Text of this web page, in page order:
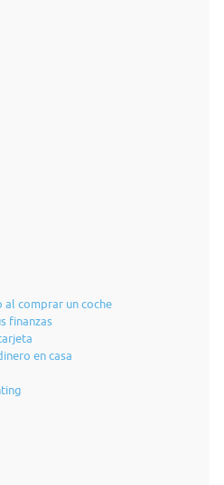
al comprar un coche
finanzas
en casa